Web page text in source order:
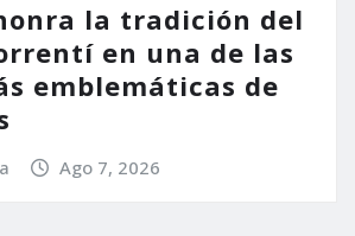
la tradición del
en una de las
emblemáticas de
Ago 7, 2026